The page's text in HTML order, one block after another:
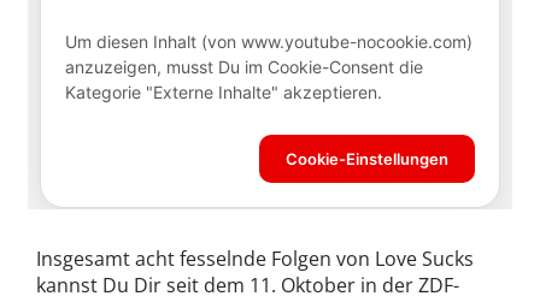
Insgesamt acht fesselnde Folgen von Love Sucks
kannst Du Dir seit dem 11. Oktober in der ZDF-